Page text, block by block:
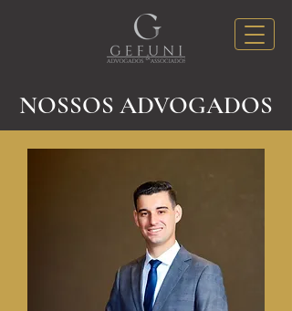
NOSSOS ADVOGADOS